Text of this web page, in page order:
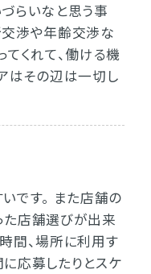
らいなと思う事
交渉や年齢交渉な
てくれて、働ける機
はその辺は一切し
です。 また店舗の
た店舗選びが出来
間、場所に利用す
応募したりとスケ